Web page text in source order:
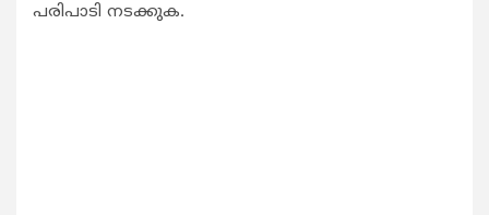
പരിപാടി നടക്കുക.